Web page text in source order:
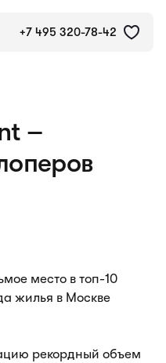
+7 495 320-78-42
–
место в топ-10
жилья в Москве
рекордный объем